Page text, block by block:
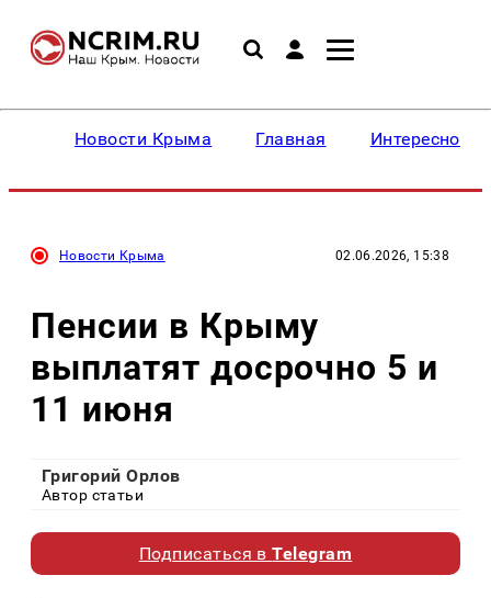
Новости Крыма Главная Интересное
Новости Крыма 02.06.2026, 15:38
Пенсии в Крыму
выплатят досрочно 5 и
11 июня
Григорий Орлов
Автор статьи
Подписаться вTelegram